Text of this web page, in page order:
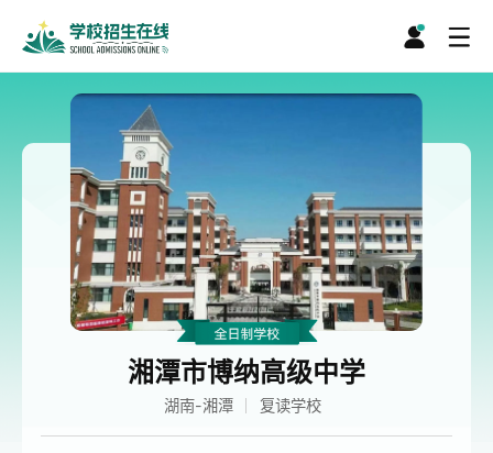
湘潭市博纳高级中学
湖南-湘潭 复读学校